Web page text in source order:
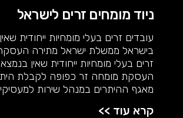
ניוד מומחים זרים לישראל
עובדים זרים בעלי מומחיות ייחודית
בישראל ממשלת ישראל מתירה
זרים בעלי מומחיות ייחודית שאין
העסקת מומחה זר כפופה לקבלת
מאגף ההיתרים במנהל שירות
קרא עוד >>